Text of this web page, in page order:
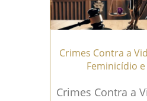
Crimes Contra a
Feminicídio
Crimes Contra a